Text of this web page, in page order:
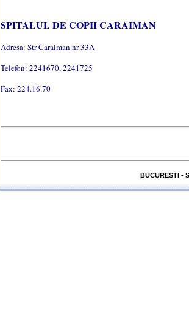
SPITALUL DE COPII CARAIMAN
Adresa: Str Caraiman nr 33A
Telefon: 2241670, 2241725
Fax: 224.16.70
BUCURESTI -